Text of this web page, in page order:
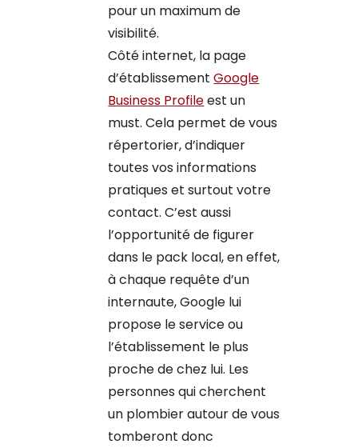
pour un maximum de
visibilité.
Côté internet, la page
d’établissementGoogle
Business Profileest un
must. Cela permet de vous
répertorier, d’indiquer
toutes vos informations
pratiques et surtout votre
contact. C’est aussi
l’opportunité de figurer
dans le pack local, en effet,
à chaque requête d’un
internaute, Google lui
propose le service ou
l’établissement le plus
proche de chez lui. Les
personnes qui cherchent
un plombier autour de vous
tomberont donc